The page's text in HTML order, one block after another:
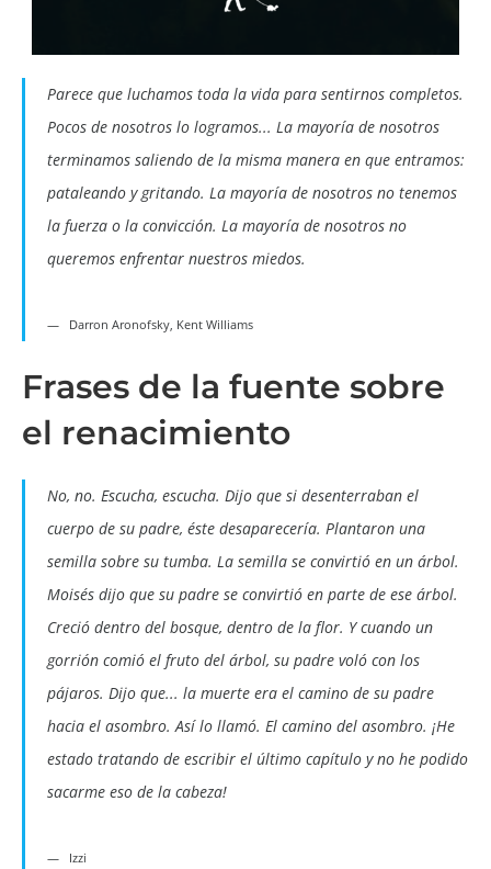
Parece que luchamos toda la vida para sentirnos completos.
Pocos de nosotros lo logramos... La mayoría de nosotros
terminamos saliendo de la misma manera en que entramos:
pataleando y gritando. La mayoría de nosotros no tenemos
la fuerza o la convicción. La mayoría de nosotros no
queremos enfrentar nuestros miedos.
Darron Aronofsky, Kent Williams
Frases de la fuente sobre
el renacimiento
No, no. Escucha, escucha. Dijo que si desenterraban el
cuerpo de su padre, éste desaparecería. Plantaron una
semilla sobre su tumba. La semilla se convirtió en un árbol.
Moisés dijo que su padre se convirtió en parte de ese árbol.
Creció dentro del bosque, dentro de la flor. Y cuando un
gorrión comió el fruto del árbol, su padre voló con los
pájaros. Dijo que... la muerte era el camino de su padre
hacia el asombro. Así lo llamó. El camino del asombro. ¡He
estado tratando de escribir el último capítulo y no he podido
sacarme eso de la cabeza!
Izzi